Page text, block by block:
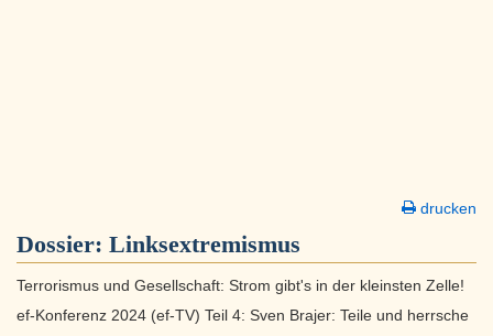
drucken
Dossier: Linksextremismus
Terrorismus und Gesellschaft: Strom gibt's in der kleinsten Zelle!
ef-Konferenz 2024 (ef-TV) Teil 4: Sven Brajer: Teile und herrsche